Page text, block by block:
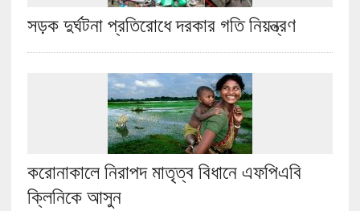
সড়ক দুর্ঘটনা প্রতিরোধে দরকার গতি নিয়ন্ত্রণ
করোনাকালে নিরাপদ মাতৃত্ব বিধানে এফপিএবি
ক্লিনিকে আসুন